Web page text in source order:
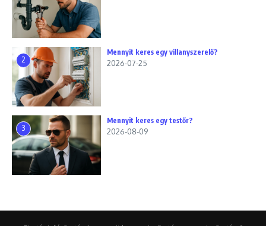
2
Mennyit keres egy villanyszerelő?
2026-07-25
3
Mennyit keres egy testőr?
2026-08-09